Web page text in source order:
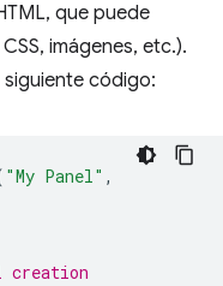
que puede
imágenes, etc.).
siguiente código:
"My Panel" ,
creation